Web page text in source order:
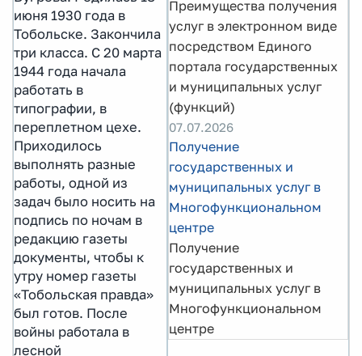
июня 1930 года в
Тобольске. Закончила
три класса. С 20 марта
1944 года начала
работать в
типографии, в
переплетном цехе.
Приходилось
выполнять разные
работы, одной из
задач было носить на
подпись по ночам в
редакцию газеты
документы, чтобы к
утру номер газеты
«Тобольская правда»
был готов. После
войны работала в
лесной
Преимущества получения
услуг в электронном виде
посредством Единого
портала государственных
и муниципальных услуг
(функций)
07.07.2026
Получение
государственных и
муниципальных услуг в
Многофункциональном
центре
Получение
государственных и
муниципальных услуг в
Многофункциональном
центре